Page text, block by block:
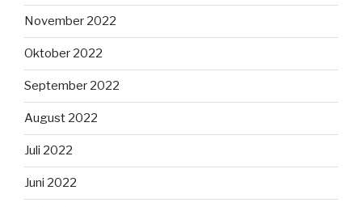
November 2022
Oktober 2022
September 2022
August 2022
Juli 2022
Juni 2022